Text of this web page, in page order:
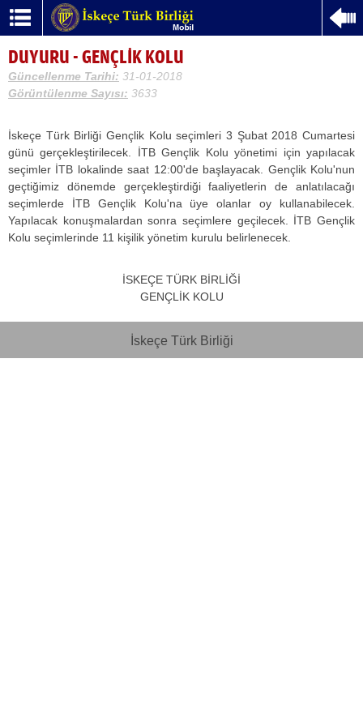
DUYURU - GENÇLİK KOLU
Güncellenme Tarihi: 31-01-2018
Görüntülenme Sayısı: 3633
İskeçe Türk Birliği Gençlik Kolu seçimleri 3 Şubat 2018 Cumartesi
günü gerçekleştirilecek. İTB Gençlik Kolu yönetimi için yapılacak
seçimler İTB lokalinde saat 12:00'de başlayacak. Gençlik Kolu'nun
geçtiğimiz dönemde gerçekleştirdiği faaliyetlerin de anlatılacağı
seçimlerde İTB Gençlik Kolu'na üye olanlar oy kullanabilecek.
Yapılacak konuşmalardan sonra seçimlere geçilecek. İTB Gençlik
Kolu seçimlerinde 11 kişilik yönetim kurulu belirlenecek.
İSKEÇE TÜRK BİRLİĞİ
GENÇLİK KOLU
İskeçe Türk Birliği